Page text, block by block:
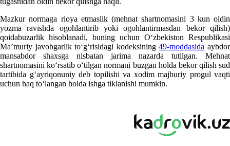
Mazkur normaga rioya etmaslik (mehnat shartnomasini 3 kun oldin
yozma ravishda ogohlantirib yoki ogohlantirmasdan bekor qilish)
qoidabuzarlik hisoblanadi, buning uchun Oʻzbekiston Respublikasi
Ma’muriy javobgarlik toʻgʻrisidagi kodeksining49-moddasida aybdor
mansabdor shaхsga nisbatan jarima nazarda tutilgan. Mehnat
shartnomasini koʻrsatib oʻtilgan normani buzgan holda bekor qilish sud
tartibida gʻayriqonuniy deb topilishi va хodim majburiy progul vaqti
uchun haq toʻlangan holda ishga tiklanishi mumkin.